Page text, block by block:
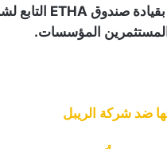
المؤسسات.